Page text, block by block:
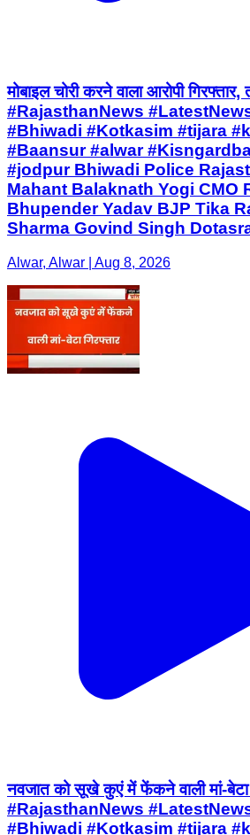
मोबाइल चोरी करने वाला आरोपी गिरफ्तार,
#RajasthanNews
#Bhiwadi #Kotkasim #tijara
#Baansur #alwar
#jodpur Bhiwadi Police
Mahant Balaknath Yogi CMO
Bhupender Yadav BJP Tika
Sharma Govind Singh
Alwar, Alwar | Aug 8, 2026
नवजात को सूखे कुएं में फेंकने वाली मां-बेटा
#RajasthanNews
#Bhiwadi #Kotkasim #tijara